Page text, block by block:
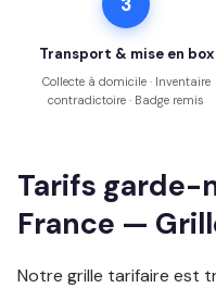
Transport & mise en box
Collecte à domicile · Inventaire
contradictoire · Badge remis
Tarifs
France —
Notre grille tarifaire est